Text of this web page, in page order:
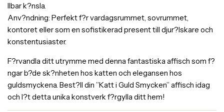
llbar k?nsla.
Anv?ndning: Perfekt f?r vardagsrummet, sovrummet,
kontoret eller som en sofistikerad present till djur?lskare och
konstentusiaster.
F?rvandla ditt utrymme med denna fantastiska affisch som f?
ngar b?de sk?nheten hos katten och elegansen hos
guldsmyckena. Best?ll din ”Katt i Guld Smycken” affisch idag
och l?t detta unika konstverk f?rgylla ditt hem!